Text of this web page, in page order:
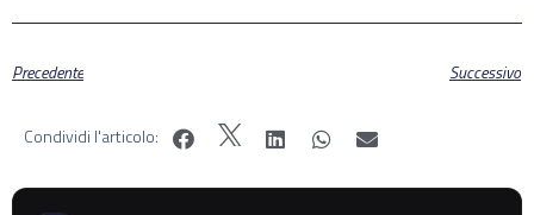
Precedente Successivo
Condividi l'articolo: